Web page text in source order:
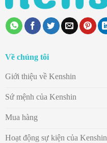
Về chúng tôi
Giới thiệu về Kenshin
Sứ mệnh của Kenshin
Mua hàng
Hoạt động sự kiện của Kenshin